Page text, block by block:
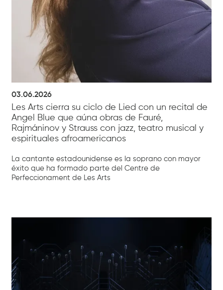
03.06.2026
Les Arts cierra su ciclo de Lied con un recital de
Angel Blue que aúna obras de Fauré,
Rajmáninov y Strauss con jazz, teatro musical y
espirituales afroamericanos
La cantante estadounidense es la soprano con mayor
éxito que ha formado parte del Centre de
Perfeccionament de Les Arts